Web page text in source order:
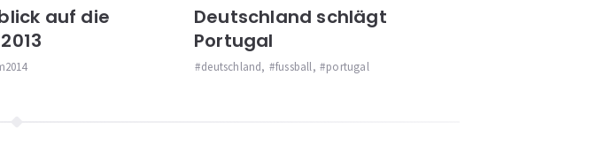
auf die
Deutschland schlägt
Portugal
deutschland, fussball, portugal